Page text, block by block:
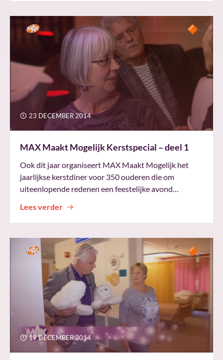
23 DECEMBER 2014
MAX Maakt Mogelijk Kerstspecial – deel 1
Ook dit jaar organiseert MAX Maakt Mogelijk het
jaarlijkse kerstdiner voor 350 ouderen die om
uiteenlopende redenen een feestelijke avond…
Lees verder
19 DECEMBER 2014